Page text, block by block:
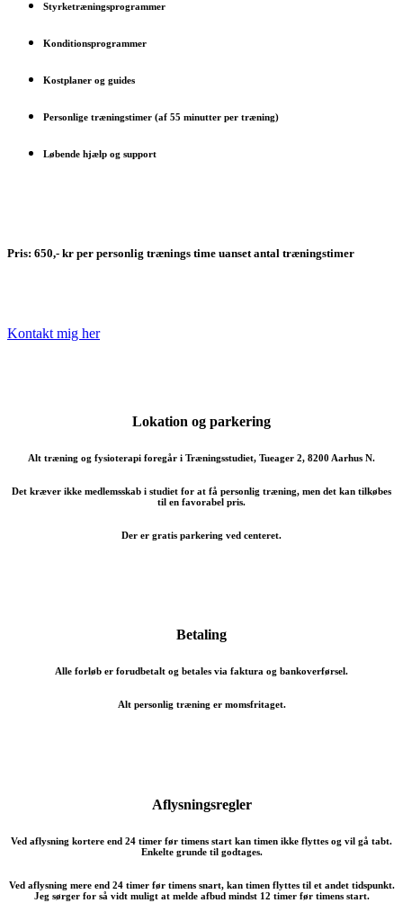
Styrketræningsprogrammer
Konditionsprogrammer
Kostplaner og guides
Personlige træningstimer (af 55 minutter per træning)
Løbende hjælp og support
Pris: 650,- kr per personlig trænings time uanset antal træningstimer
Kontakt mig her
Lokation og parkering
Alt træning og fysioterapi foregår i Træningsstudiet, Tueager 2, 8200 Aarhus N.
Det kræver ikke medlemsskab i studiet for at få personlig træning, men det kan tilkøbes
til en favorabel pris.
Der er gratis parkering ved centeret.
Betaling
Alle forløb er forudbetalt og betales via faktura og bankoverførsel.
Alt personlig træning er momsfritaget.
Aflysningsregler
Ved aflysning kortere end 24 timer før timens start kan timen ikke flyttes og vil gå tabt.
Enkelte grunde til godtages.
Ved aflysning mere end 24 timer før timens snart, kan timen flyttes til et andet tidspunkt.
Jeg sørger for så vidt muligt at melde afbud mindst 12 timer før timens start.